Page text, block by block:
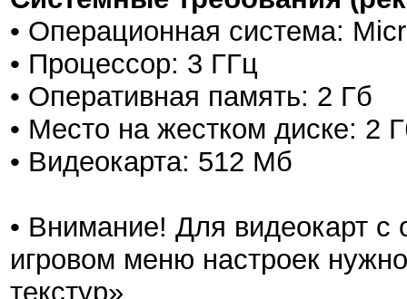
• Операционная система:
• Процессор: 3 ГГц
• Оперативная память: 2 Гб
• Место на жестком диске: 2
• Видеокарта: 512 Мб
• Внимание! Для видеокарт
игровом меню настроек
текстур».